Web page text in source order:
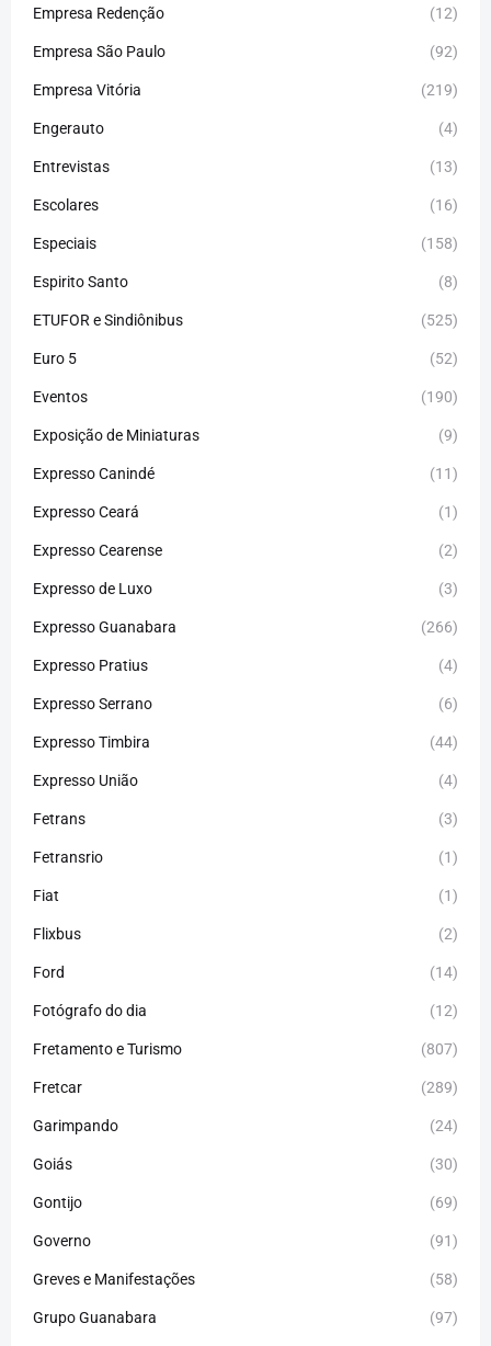
Empresa Redenção (12)
Empresa São Paulo (92)
Empresa Vitória (219)
Engerauto (4)
Entrevistas (13)
Escolares (16)
Especiais (158)
Espirito Santo (8)
ETUFOR e Sindiônibus (525)
Euro 5 (52)
Eventos (190)
Exposição de Miniaturas (9)
Expresso Canindé (11)
Expresso Ceará (1)
Expresso Cearense (2)
Expresso de Luxo (3)
Expresso Guanabara (266)
Expresso Pratius (4)
Expresso Serrano (6)
Expresso Timbira (44)
Expresso União (4)
Fetrans (3)
Fetransrio (1)
Fiat (1)
Flixbus (2)
Ford (14)
Fotógrafo do dia (12)
Fretamento e Turismo (807)
Fretcar (289)
Garimpando (24)
Goiás (30)
Gontijo (69)
Governo (91)
Greves e Manifestações (58)
Grupo Guanabara (97)